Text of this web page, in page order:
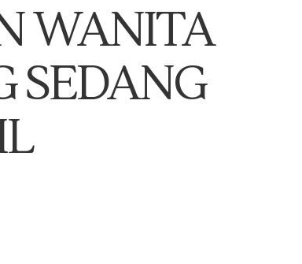
WANITA
SEDANG